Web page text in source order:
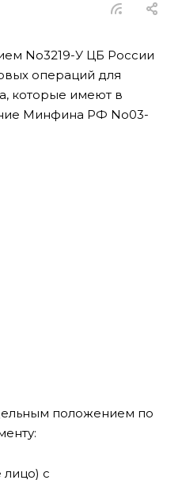
No3219-У ЦБ России
операций для
которые имеют в
Минфина РФ No03-
положением по
лицо) с